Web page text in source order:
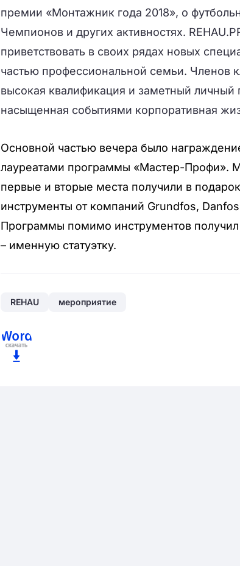
премии «Монтажник года 2018», о
Чемпионов и других активностях. REHAU.
приветствовать в своих рядах новых
частью профессиональной семьи. Членов
высокая квалификация и заметный личный
насыщенная событиями корпоративная
Основной частью вечера было
лауреатами программы «Мастер-Профи».
первые и вторые места получили в
инструменты от компаний Grundfos,
Программы помимо инструментов
– именную статуэтку.
REHAU мероприятие